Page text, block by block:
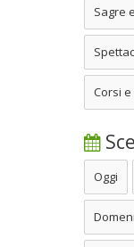
Sagre
Corsi
Oggi